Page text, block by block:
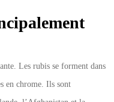
Les rubis se forment dans
en chrome. Ils sont